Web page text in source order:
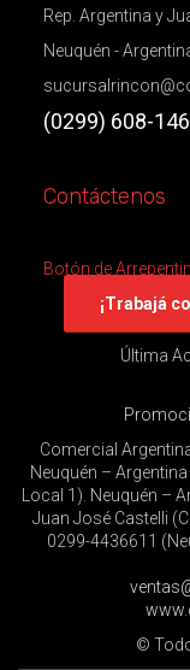
Rep. Argentina y
Neuquén -
(0299) 608-
Contáctenos
Botón de
¡Trabajá
Última
Comercial
Neuquén –
Local 1). Neuquén –
Juan José Castelli
0299-4436611
©